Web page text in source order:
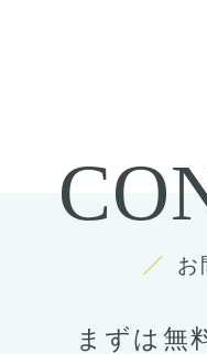
お
まずは無